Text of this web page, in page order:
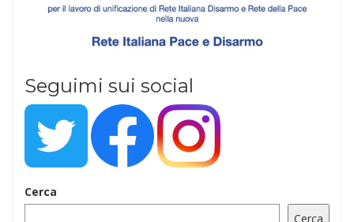
Seguimi sui social
Cerca
Cerca